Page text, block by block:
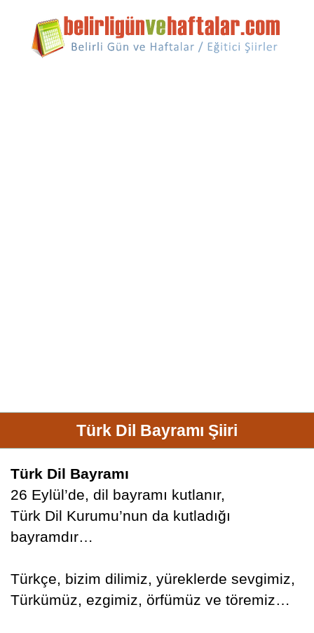
Türk Dil Bayramı Şiiri
Türk Dil Bayramı
26 Eylül’de, dil bayramı kutlanır,
Türk Dil Kurumu’nun da kutladığı
bayramdır…
Türkçe, bizim dilimiz, yüreklerde sevgimiz,
Türkümüz, ezgimiz, örfümüz ve töremiz…